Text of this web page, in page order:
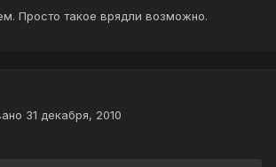
Просто такое врядли возможно.
31 декабря, 2010